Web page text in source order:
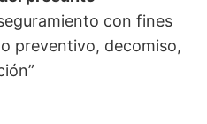
con fines
preventivo, decomiso,